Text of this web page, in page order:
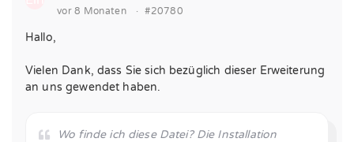
vor 8 Monaten
· #20780
Hallo,
Vielen Dank, dass Sie sich bezüglich dieser Erweiterung
an uns gewendet haben.
Wo finde ich diese Datei? Die Installation